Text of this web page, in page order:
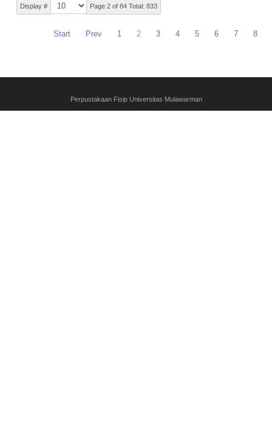
Display # Page 2 of 84 Total: 833
Start Prev 1 2 3 4 5 6 7 8
Perpustakaan Fisip Universitas Mulawarman